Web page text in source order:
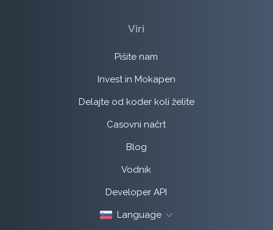
Viri
Pišite nam
Invest in Mokapen
Delajte od koder koli želite
Casovni načrt
Blog
Vodnik
Developer API
Language